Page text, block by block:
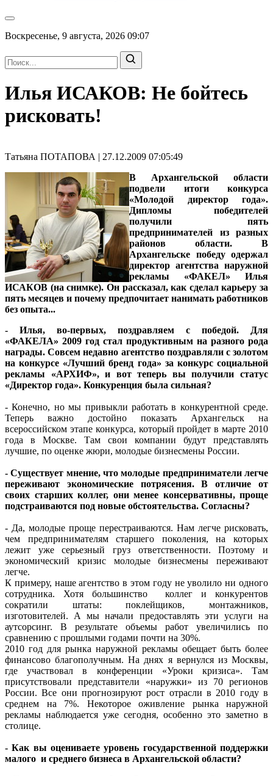
Воскресенье, 9 августа, 2026 09:07
Илья ИСАКОВ: Не бойтесь
рисковать!
Татьяна ПОТАПОВА | 27.12.2009 07:05:49
В Архангельской области
подвели итоги конкурса
«Молодой директор года».
Дипломы победителей
получили пять
предпринимателей из разных
районов области. В
Архангельске победу одержал
директор агентства наружной
рекламы «ФАКЕЛ» Илья
ИСАКОВ (на снимке). Он рассказал, как сделал карьеру за
пять месяцев и почему предпочитает нанимать работников
без опыта...
- Илья, во-первых, поздравляем с победой. Для
«ФАКЕЛА» 2009 год стал продуктивным на разного рода
награды. Совсем недавно агентство поздравляли с золотом
на конкурсе «Лучший бренд года» за конкурс социальной
рекламы «АРХИФ», и вот теперь вы получили статус
«Директор года». Конкуренция была сильная?
- Конечно, но мы привыкли работать в конкурентной среде.
Теперь важно достойно показать Архангельск на
всероссийском этапе конкурса, который пройдет в марте 2010
года в Москве. Там свои компании будут представлять
лучшие, по оценке жюри, молодые бизнесмены России.
- Существует мнение, что молодые предприниматели легче
переживают экономические потрясения. В отличие от
своих старших коллег, они менее консервативны, проще
подстраиваются под новые обстоятельства. Согласны?
- Да, молодые проще перестраиваются. Нам легче рисковать,
чем предпринимателям старшего поколения, на которых
лежит уже серьезный груз ответственности. Поэтому и
экономический кризис молодые бизнесмены переживают
легче.
К примеру, наше агентство в этом году не уволило ни одного
сотрудника. Хотя большинство коллег и конкурентов
сократили штаты: поклейщиков, монтажников,
изготовителей. А мы начали предоставлять эти услуги на
аутсорсинг. В результате объемы работ увеличились по
сравнению с прошлыми годами почти на 30%.
2010 год для рынка наружной рекламы обещает быть более
финансово благополучным. На днях я вернулся из Москвы,
где участвовал в конференции «Уроки кризиса». Там
присутствовали представители «наружки» из 70 регионов
России. Все они прогнозируют рост отрасли в 2010 году в
среднем на 7%. Некоторое оживление рынка наружной
рекламы наблюдается уже сегодня, особенно это заметно в
столице.
- Как вы оцениваете уровень государственной поддержки
малого и среднего бизнеса в Архангельской области?